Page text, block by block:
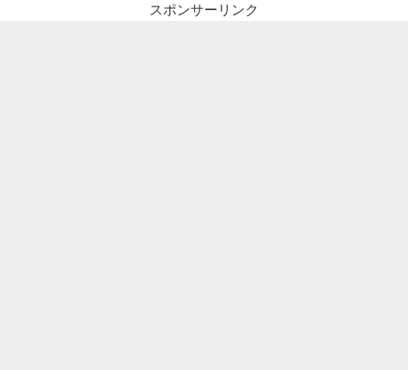
スポンサーリンク